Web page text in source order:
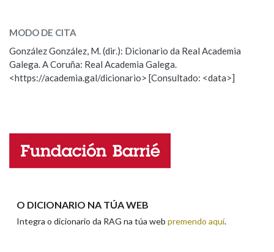
OUTRAS OPCIÓNS DE BUSCA
ESCOLLE UNHA OPCIÓN:
Observación Hai un erro na palabra
Propoño mellorar a definición
Nome
MODO DE CITA
González González, M. (dir.): Dicionario da Real Academia
Galega. A Coruña: Real Academia Galega.
<https://academia.gal/dicionario> [Consultado: <data>]
O DICIONARIO NA TÚA WEB
Integra o dicionario da RAG na túa web premendo aquí.